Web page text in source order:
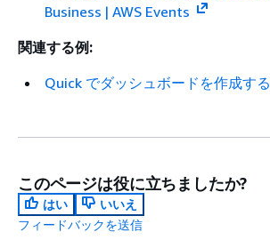
Business | AWS Events
関連する例:
Quick でダッシュボードを作成する
このページは役に立ちましたか?
はい
いいえ
フィードバックを送信